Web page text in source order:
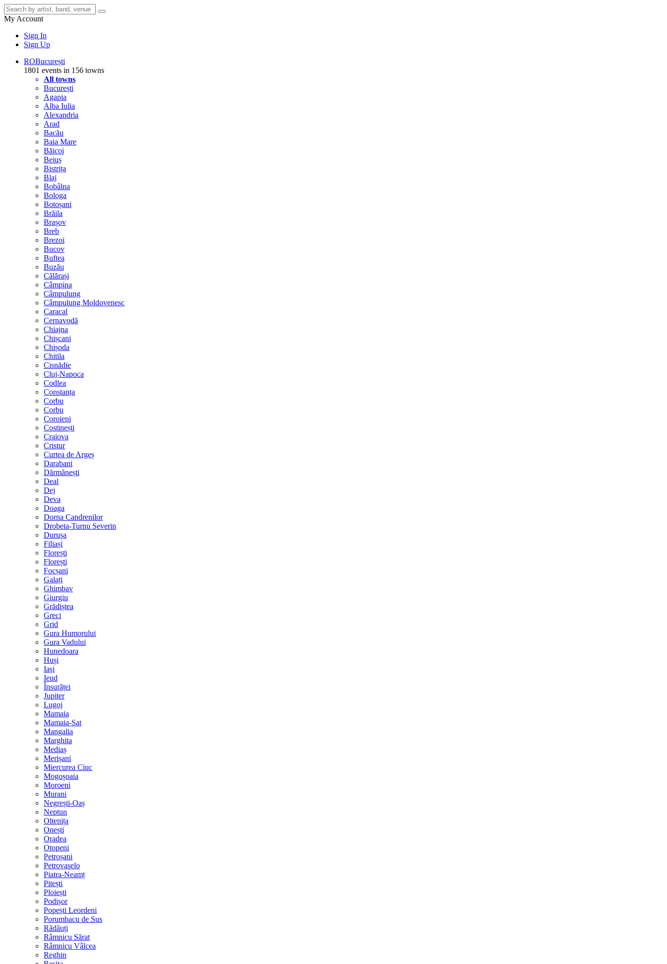
My Account
Sign In
Sign Up
ROBucurești
1801 events in 156 towns
All towns
București
Agapia
Alba Iulia
Alexandria
Arad
Bacău
Baia Mare
Băicoi
Beiuș
Bistrița
Blaj
Bobâlna
Bologa
Botoșani
Brăila
Brașov
Breb
Brezoi
Bucov
Buftea
Buzău
Călărași
Câmpina
Câmpulung
Câmpulung Moldovenesc
Caracal
Cernavodă
Chiajna
Chișcani
Chișoda
Chitila
Cisnădie
Cluj-Napoca
Codlea
Constanța
Corbu
Corbu
Coroieni
Costinești
Craiova
Cristur
Curtea de Argeș
Darabani
Dărmănești
Deal
Dej
Deva
Doaga
Dorna Candrenilor
Drobeta-Turnu Severin
Durușa
Filiași
Florești
Florești
Focșani
Galați
Ghimbav
Giurgiu
Grădiștea
Greci
Grid
Gura Humorului
Gura Vadului
Hunedoara
Huși
Iași
Ieud
Însurăței
Jupiter
Lugoj
Mamaia
Mamaia-Sat
Mangalia
Marghita
Mediaș
Merișani
Miercurea Ciuc
Mogoșoaia
Moroeni
Murani
Negrești-Oaș
Neptun
Oltenița
Onești
Oradea
Otopeni
Petroșani
Petrovaselo
Piatra-Neamț
Pitești
Ploiești
Podișor
Popești Leordeni
Porumbacu de Sus
Rădăuți
Râmnicu Sărat
Râmnicu Vâlcea
Reghin